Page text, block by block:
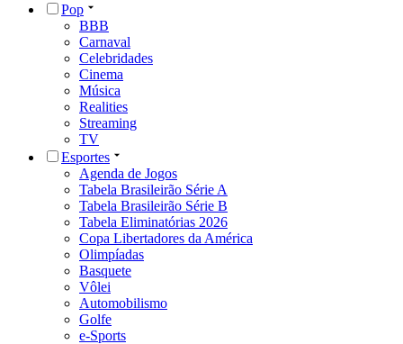
Pop
BBB
Carnaval
Celebridades
Cinema
Música
Realities
Streaming
TV
Esportes
Agenda de Jogos
Tabela Brasileirão Série A
Tabela Brasileirão Série B
Tabela Eliminatórias 2026
Copa Libertadores da América
Olimpíadas
Basquete
Vôlei
Automobilismo
Golfe
e-Sports